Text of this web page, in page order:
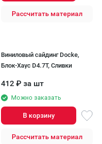
Рассчитать материал
Виниловый сайдинг Docke,
Блок-Хаус D4.7T, Сливки
412 ₽ за шт
Можно заказать
В корзину
Рассчитать материал